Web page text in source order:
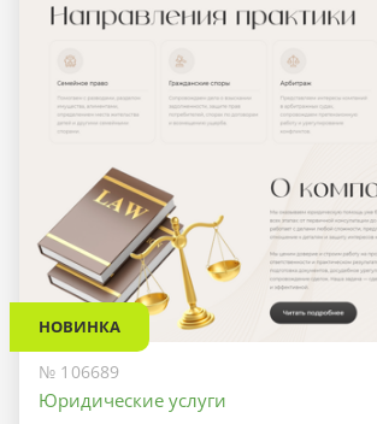
НОВИНКА
№ 106689
Юридические услуги